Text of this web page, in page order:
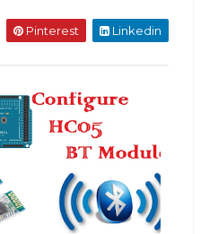
Pinterest Linkedin